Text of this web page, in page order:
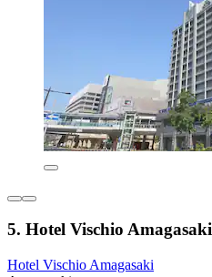
5. Hotel Vischio Amagasaki
Hotel Vischio Amagasaki